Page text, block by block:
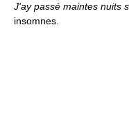
J'ay passé maintes nuits
insomnes.